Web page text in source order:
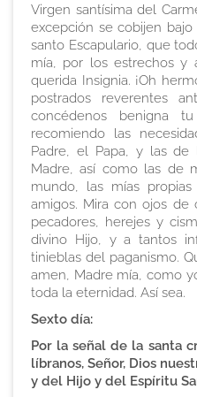
Virgen santísima del
excepción se cobijen
santo Escapulario, que
mía, por los estrechos y
querida Insignia. ¡Oh
postrados reverentes
concédenos benigna
recomiendo las
Padre, el Papa, y las de
Madre, así como las de
mundo, las mías
amigos. Mira con ojos de
pecadores, herejes y
divino Hijo, y a tantos
tinieblas del paganismo.
amen, Madre mía, como
toda la eternidad. Así sea.
Sexto día:
Por la señal de la santa
líbranos, Señor, Dios
y del Hijo y del Espíritu